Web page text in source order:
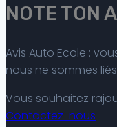
NOTE TON
Avis Auto Ecole :
nous ne sommes
Vous souhaitez
Contactez-nous